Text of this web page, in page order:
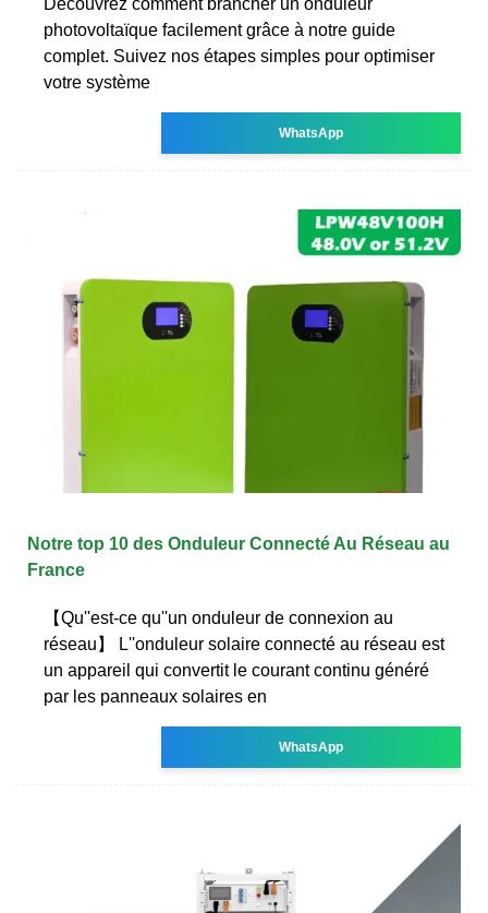
photovoltaïque facilement grâce à notre guide
complet. Suivez nos étapes simples pour optimiser
votre système
WhatsApp
Notre top 10 des Onduleur Connecté Au Réseau au
France
【Qu''est-ce qu''un onduleur de connexion au
réseau】 L''onduleur solaire connecté au réseau est
un appareil qui convertit le courant continu généré
par les panneaux solaires en
WhatsApp